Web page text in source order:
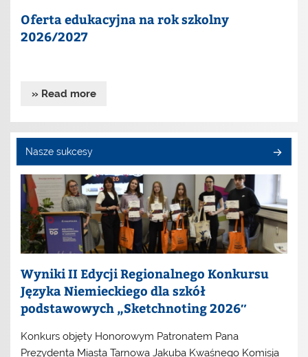
Oferta edukacyjna na rok szkolny
2026/2027
» Read more
Nasze sukcesy
Wyniki II Edycji Regionalnego Konkursu
Języka Niemieckiego dla szkół
podstawowych „Sketchnoting 2026″
Konkurs objęty Honorowym Patronatem Pana
Prezydenta Miasta Tarnowa Jakuba Kwaśnego Komisja